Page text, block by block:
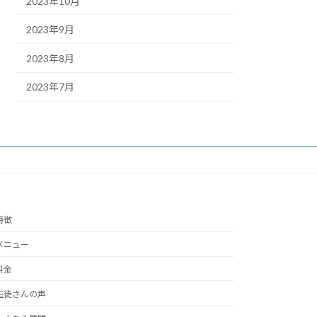
2023年9月
2023年8月
2023年7月
徴
ニュー
金
徒さんの声